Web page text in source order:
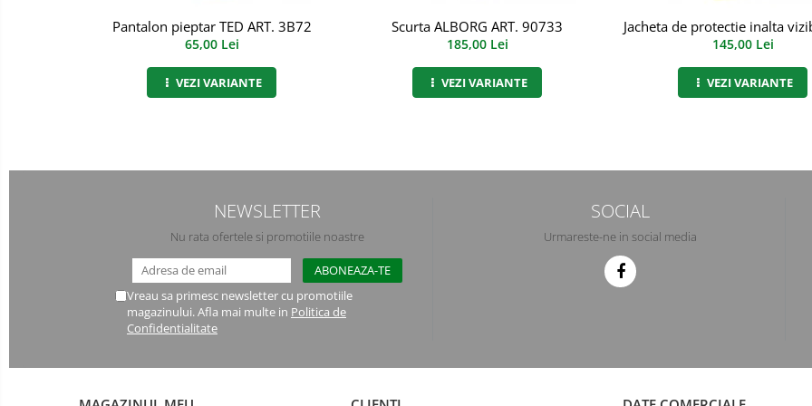
Pantalon pieptar TED ART. 3B72
65,00 Lei
VEZI VARIANTE
Scurta ALBORG ART. 90733
185,00 Lei
VEZI VARIANTE
Jacheta de protectie inalta
145,00 Lei
VEZI VARIANTE
NEWSLETTER
Nu rata ofertele si promotiile noastre
Vreau sa primesc newsletter cu promotiile
magazinului. Afla mai multe in Politica de
Confidentialitate
SOCIAL
Urmareste-ne in social media